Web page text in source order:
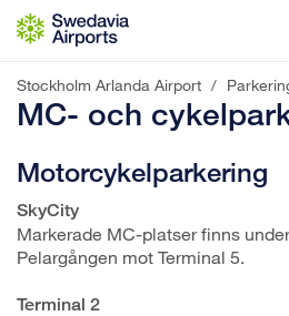
Gå till innehåll
Stockholm Arlanda Airport /
MC- och
Motorcykelparkering
SkyCity
Markerade MC-platser finns
Pelargången mot Terminal 5.
Terminal 2